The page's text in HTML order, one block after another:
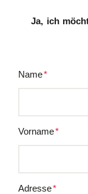
Ja, ich
Name*
Pflichtfeld
Vorname*
Pflichtfeld
Adresse*